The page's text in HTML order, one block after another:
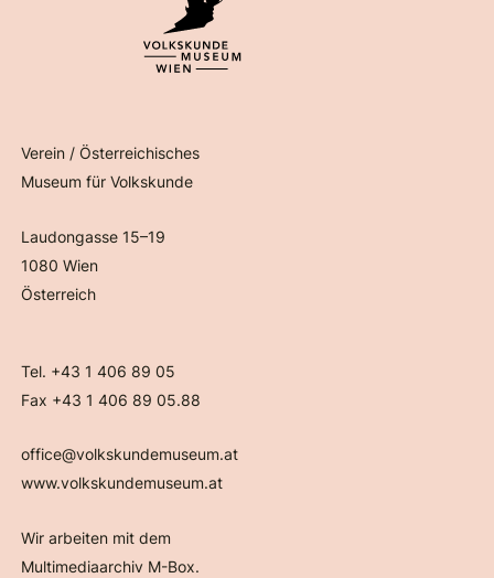
Verein / Österreichisches
Museum für Volkskunde
Laudongasse 15–19
1080 Wien
Österreich
Tel. +43 1 406 89 05
Fax +43 1 406 89 05.88
office@volkskundemuseum.at
www.volkskundemuseum.at
Wir arbeiten mit dem
Multimediaarchiv M-Box.